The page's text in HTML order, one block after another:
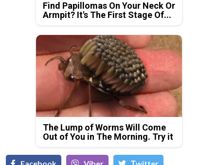
Find Papillomas On Your Neck Or
Armpit? It's The First Stage Of...
The Lump of Worms Will Come
Out of You in The Morning. Try it